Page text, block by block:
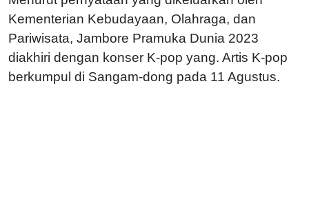
Kementerian Kebudayaan, Olahraga, dan
Pariwisata, Jambore Pramuka Dunia 2023
diakhiri dengan konser K-pop yang. Artis K-pop
berkumpul di Sangam-dong pada 11 Agustus.